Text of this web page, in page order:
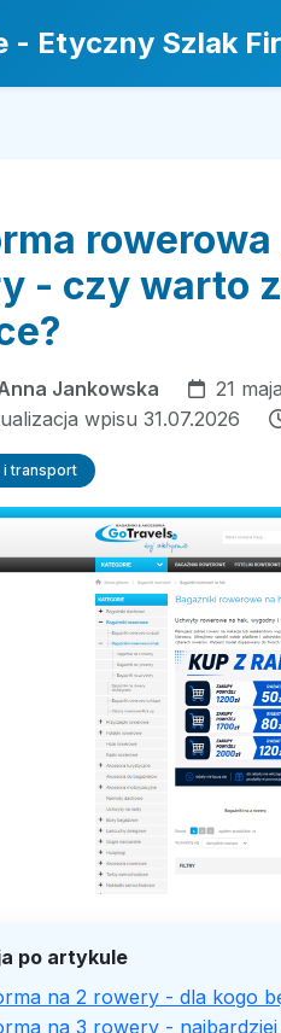
- Etyczny Szlak
- czy warto
Jankowska
21
wpisu 31.07.2026
transport
po artykule
na 2 rowery - dla kogo
na 3 rowery -